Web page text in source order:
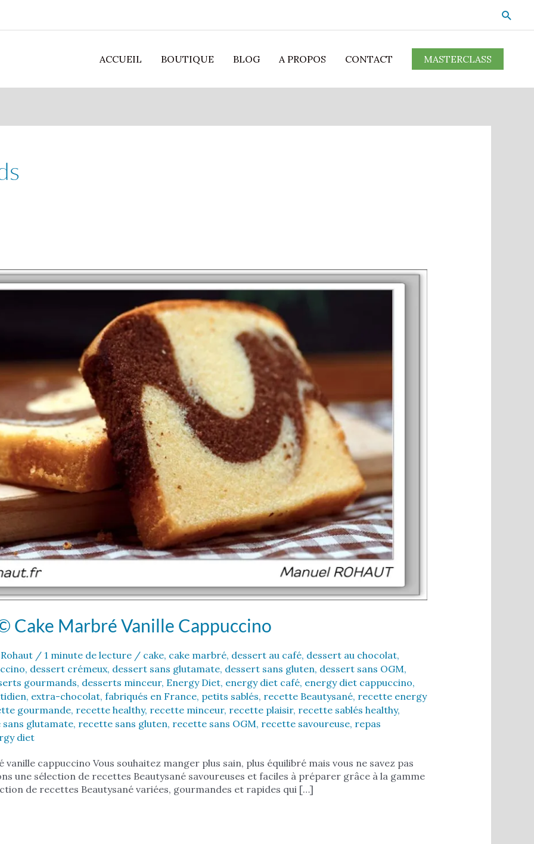
ACCUEIL BOUTIQUE BLOG A PROPOS CONTACT MASTERCLASS
Cake Marbré Vanille Cappuccino
/ 1 minute de lecture/ cake, cake marbré, dessert au café, dessert au chocolat,
, dessert crémeux, dessert sans glutamate, dessert sans gluten, dessert sans OGM,
gourmands, desserts minceur, Energy Diet, energy diet café, energy diet cappuccino,
, extra-chocolat, fabriqués en France, petits sablés, recette Beautysané, recette energy
gourmande, recette healthy, recette minceur, recette plaisir, recette sablés healthy,
glutamate, recette sans gluten, recette sans OGM, recette savoureuse, repas
diet
cappuccino Vous souhaitez manger plus sain, plus équilibré mais vous ne savez pas
une sélection de recettes Beautysané savoureuses et faciles à préparer grâce à la gamme
de recettes Beautysané variées, gourmandes et rapides qui […]